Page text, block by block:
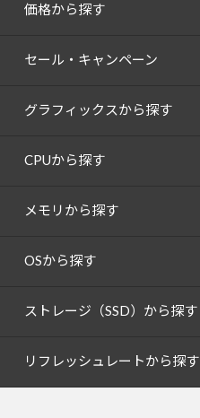
価格から探す
セール・キャンペーン
グラフィックスから探す
CPUから探す
メモリから探す
OSから探す
ストレージ（SSD）から探す
リフレッシュレートから探す